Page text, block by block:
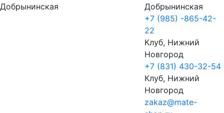
Добрынинская
Добрынинская
+7 (985) -865-42-
22
Клуб, Нижний
Новгород
+7 (831) 430-32-54
Клуб, Нижний
Новгород
zakaz@mate-